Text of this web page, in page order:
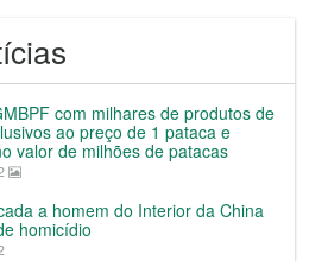
com milhares de produtos de
ao preço de 1 pataca e
valor de milhões de patacas
a homem do Interior da China
homicídio